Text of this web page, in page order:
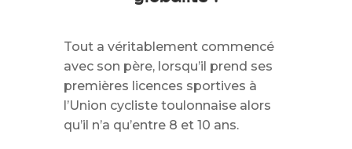
Tout a véritablement commencé
avec son père, lorsqu’il prend ses
premières licences sportives à
l’Union cycliste toulonnaise alors
qu’il n’a qu’entre 8 et 10 ans.